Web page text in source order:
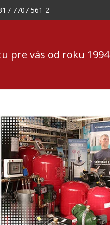
pre vás od roku 1994
/ 7707 561-2